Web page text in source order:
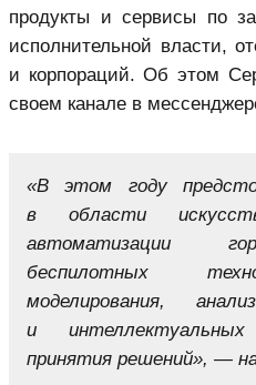
продукты и сервисы по
исполнительной власти,
и корпораций. Об этом
своем канале в
«В этом году
в области
автоматизации
беспилотных
моделирования,
и
принятия решений», —